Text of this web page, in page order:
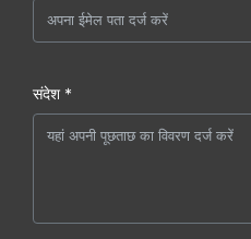
संदेश *